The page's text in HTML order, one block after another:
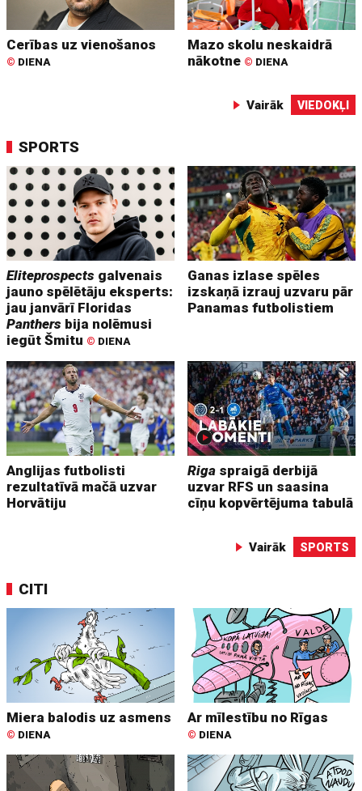
Cerības uz vienošanos
© DIENA
Mazo skolu neskaidrā
nākotne © DIENA
Vairāk VIEDOKĻI
SPORTS
Eliteprospects galvenais
jauno spēlētāju eksperts:
jau janvārī Floridas
Panthers bija nolēmusi
iegūt Šmitu © DIENA
Ganas izlase spēles
izskaņā izrauj uzvaru pār
Panamas futbolistiem
Anglijas futbolisti
rezultatīvā mačā uzvar
Horvātiju
Riga spraigā derbijā
uzvar RFS un saasina
cīņu kopvērtējuma tabulā
Vairāk SPORTS
CITI
Miera balodis uz asmens
© DIENA
Ar mīlestību no Rīgas
© DIENA